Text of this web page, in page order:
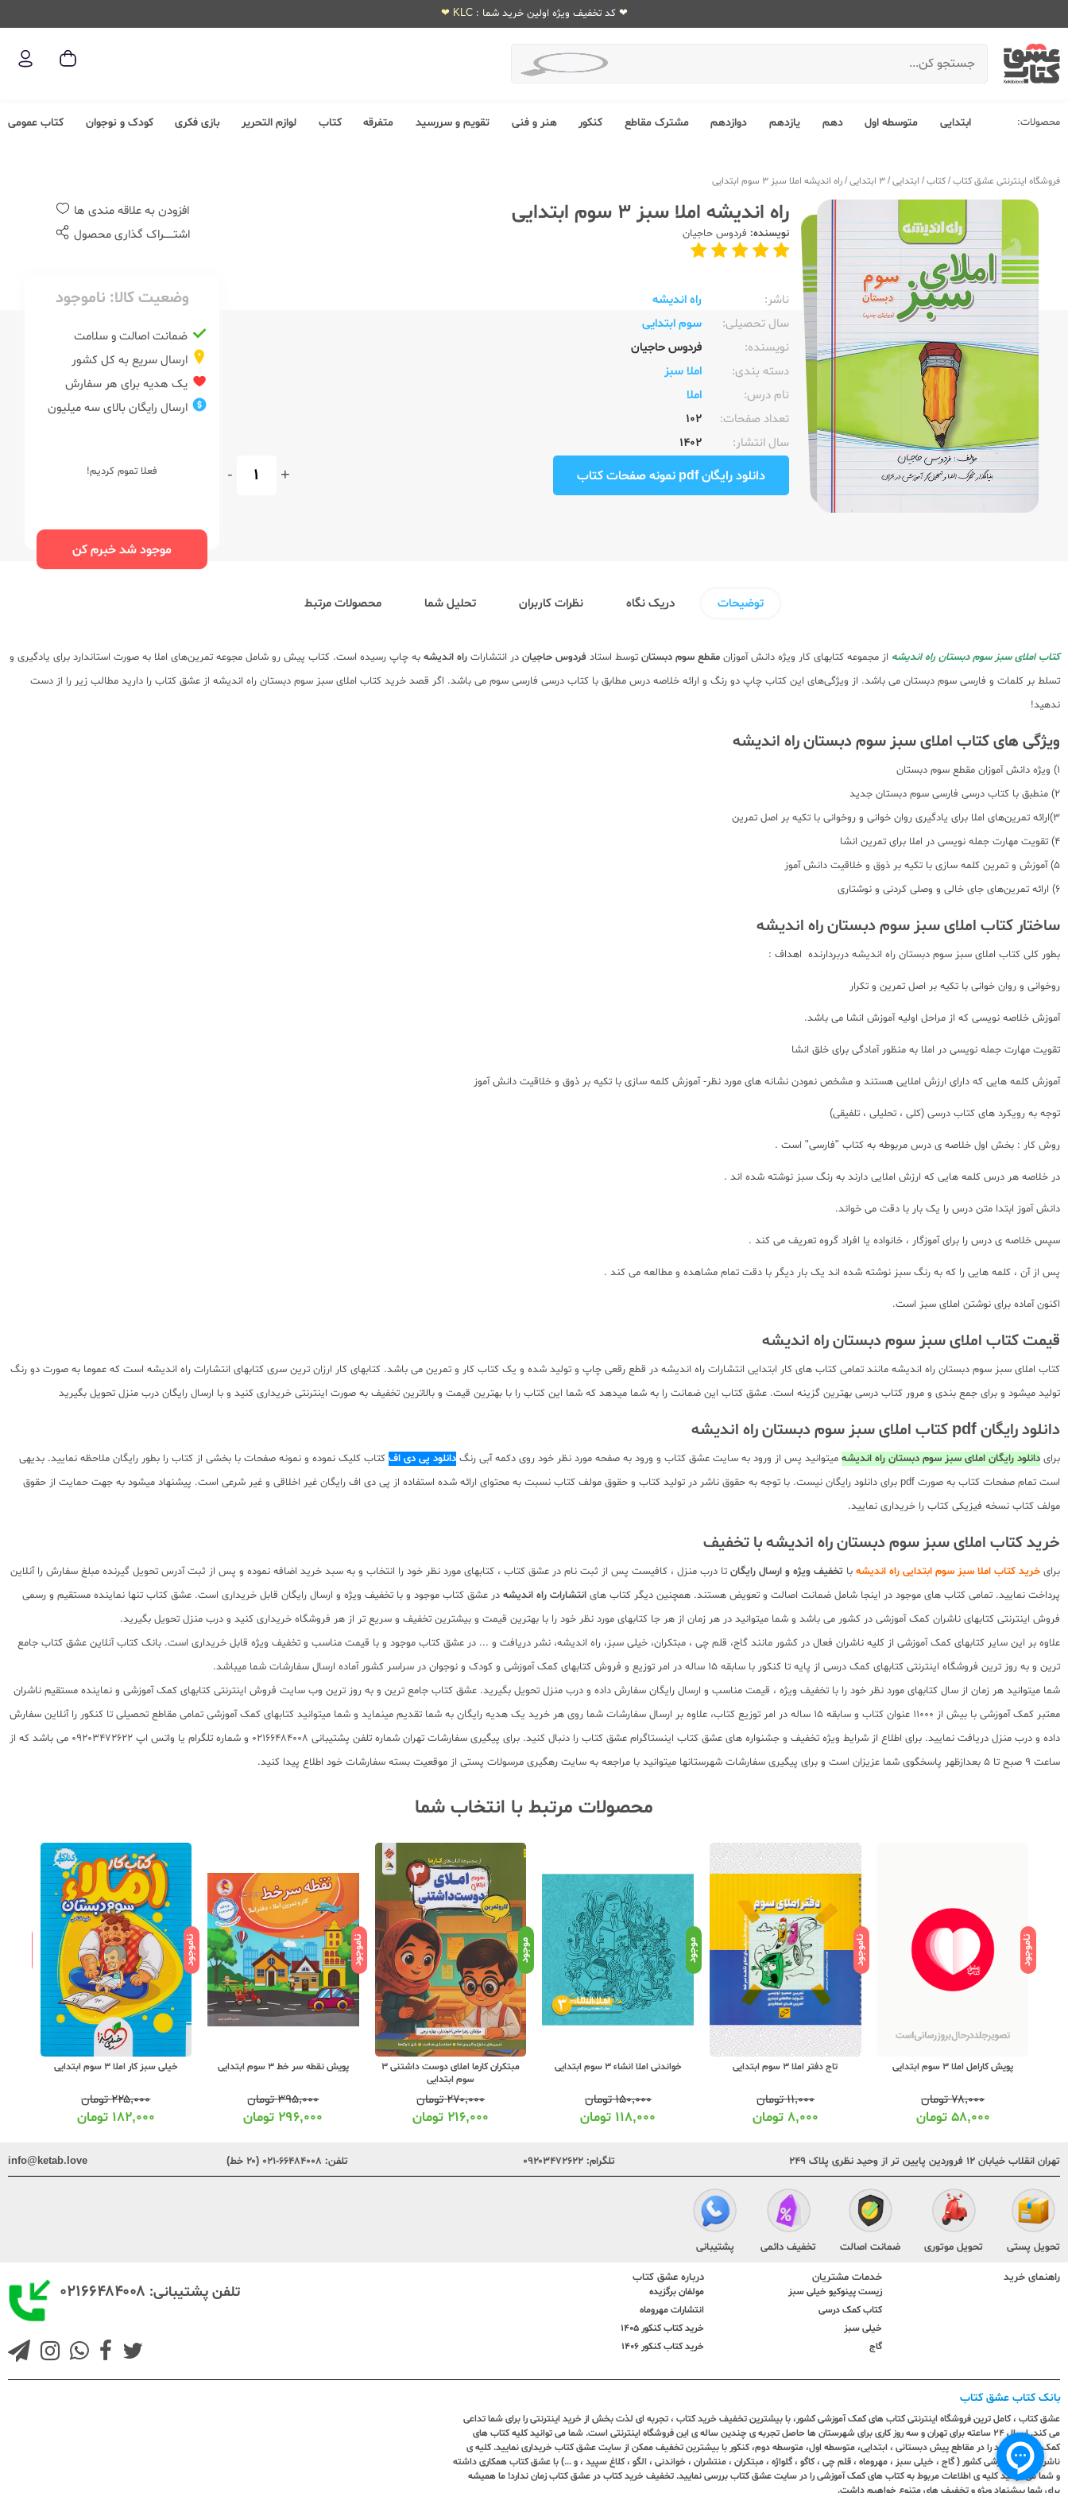
❤ کد تخفیف ویژه اولین خرید شما : KLC ❤
محصولات: ابتدایی متوسطه اول دهم یازدهم دوازدهم مشترک مقاطع کنکور هنر و فنی تقویم و سررسید متفرقه کتاب لوازم التحریر بازی فکری کودک و نوجوان کتاب عمومی
فروشگاه اینترنتی عشق کتاب/کتاب/ ابتدایی/3 ابتدایی /راه اندیشه املا سبز 3 سوم ابتدایی
راه اندیشه املا سبز 3 سوم ابتدایی
نویسنده: فردوس حاجیان
ناشر:‌
راه اندیشه
سال تحصیلی:‌
سوم ابتدایی
نویسنده:‌
فردوس حاجیان
دسته بندی:
املا سبز
نام درس:
املا
تعداد صفحات:‌
102
سال انتشار:‌
1402
دانلود رایگان pdf نمونه صفحات کتاب +
-
افزودن به علاقه مندی ها
اشتــــــراک گذاری محصول
وضعیت کالا: ناموجود
ضمانت اصالت و سلامت
ارسال سریع به کل کشور
یک هدیه برای هر سفارش
ارسال رایگان بالای سه میلیون
فعلا تموم کردیم!
موجود شد خبرم کن
توضیحات دریک نگاه نظرات کاربران تحلیل شما محصولات مرتبط
کتاب املای سبز سوم دبستان راه اندیشه از مجموعه کتابهای کار ویژه دانش آموزان مقطع سوم دبستان توسط استاد فردوس حاجیان در انتشارات راه اندیشه به چاپ رسیده است. کتاب پیش رو شامل مجوعه تمرین‌های املا به صورت استاندارد برای یادگیری و
تسلط بر کلمات و فارسی سوم دبستان می باشد. از ویژگی‌های این کتاب چاپ دو رنگ و ارائه خلاصه درس مطابق با کتاب درسی فارسی سوم می باشد. اگر قصد خرید کتاب املای سبز سوم دبستان راه اندیشه از عشق کتاب را دارید مطالب زیر را از دست
ندهید!
ویژگی های کتاب املای سبز سوم دبستان راه اندیشه
1) ویژه دانش آموزان مقطع سوم دبستان
2) منطبق با کتاب درسی فارسی سوم دبستان جدید
3)ارائه تمرین‌‎های املا برای یادگیری روان خوانی و روخوانی با تکیه بر اصل تمرین
4) تقویت مهارت جمله نویسی در املا برای تمرین انشا
5) آموزش و تمرین کلمه سازی با تکیه بر ذوق و خلاقیت دانش آموز
6) ارائه تمرین‌های جای خالی و وصلی کردنی و نوشتاری
ساختار کتاب املای سبز سوم دبستان راه اندیشه
بطور کلی کتاب املای سبز سوم دبستان راه اندیشه دربردارنده اهداف :
روخوانی و روان خوانی با تکیه بر اصل تمرین و تکرار
آموزش خلاصه نویسی که از مراحل اولیه آموزش انشا می باشد.
تقویت مهارت جمله نویسی در املا به منظور آمادگی برای خلق انشا
آموزش کلمه هایی که دارای ارزش املایی هستند و مشخص نمودن نشانه های مورد نظر- آموزش کلمه سازی با تکیه بر ذوق و خلاقیت دانش آموز
توجه به رویکرد های کتاب درسی (کلی ، تحلیلی ، تلفیقی)
روش کار : بخش اول خلاصه ی درس مربوطه به کتاب "فارسی" است .
در خلاصه هر درس کلمه هایی که ارزش املایی دارند به رنگ سبز نوشته شده اند .
دانش آموز ابتدا متن درس را یک بار با دقت می خواند.
سپس خلاصه ی درس را برای آموزگار ، خانواده یا افراد گروه تعریف می کند .
پس از آن ، کلمه هایی را که به رنگ سبز نوشته شده اند یک بار دیگر با دقت تمام مشاهده و مطالعه می کند .
اکنون آماده برای نوشتن املای سبز است.
قیمت کتاب املای سبز سوم دبستان راه اندیشه
کتاب املای سبز سوم دبستان راه اندیشه مانند تمامی کتاب های کار ابتدایی انتشارات راه اندیشه در قطع رقعی چاپ و تولید شده و یک کتاب کار و تمرین می باشد. کتابهای کار ارزان ترین سری کتابهای انتشارات راه اندیشه است که عموما به صورت دو رنگ
تولید میشود و برای جمع بندی و مرور کتاب درسی بهترین گزینه است. عشق کتاب این ضمانت را به شما میدهد که شما این کتاب را با بهترین قیمت و بالاترین تخفیف به صورت اینترنتی خریداری کنید و با ارسال رایگان درب منزل تحویل بگیرید
دانلود رایگان pdf کتاب املای سبز سوم دبستان راه اندیشه
برای دانلود رایگان املای سبز سوم دبستان راه اندیشه میتوانید پس از ورود به سایت عشق کتاب و ورود به صفحه مورد نظر خود روی دکمه آبی رنگ دانلود پی دی اف کتاب کلیک نموده و نمونه صفحات با بخشی از کتاب را بطور رایگان ملاحظه نمایید. بدیهی
است تمام صفحات کتاب به صورت pdf برای دانلود رایگان نیست. با توجه به حقوق ناشر در تولید کتاب و حقوق مولف کتاب نسبت به محتوای ارائه شده استفاده از پی دی اف رایگان غیر اخلاقی و غیر شرعی است. پیشنهاد میشود به جهت حمایت از حقوق
مولف کتاب نسخه فیزیکی کتاب را خریداری نمایید.
خرید کتاب املای سبز سوم دبستان راه اندیشه با تخفیف
برای خرید کتاب املا سبز سوم ابتدایی راه اندیشه با تخفیف ویژه و ارسال رایگان تا درب منزل ، کافیست پس از ثبت نام در عشق کتاب ، کتابهای مورد نظر خود را انتخاب و به سبد خرید اضافه نموده و پس از ثبت آدرس تحویل گیرنده مبلغ سفارش را آنلاین
پرداخت نمایید. تمامی کتاب های موجود در اینجا شامل ضمانت اصالت و تعویض هستند. همچنین دیگر کتاب های انتشارات راه اندیشه در عشق کتاب موجود و با تخفیف ویژه و ارسال رایگان قابل خریداری است. عشق کتاب تنها نماینده مستقیم و رسمی
فروش اینترنتی کتابهای ناشران کمک آموزشی در کشور می باشد و شما میتوانید در هر زمان از هر جا کتابهای مورد نظر خود را با بهترین قیمت و بیشترین تخفیف و سریع تر از هر فروشگاه خریداری کنید و درب منزل تحویل بگیرید.
علاوه بر این سایر کتابهای کمک آموزشی از کلیه ناشران فعال در کشور مانند گاج، قلم چی ، مبتکران، خیلی سبز، راه اندیشه، نشر دریافت و ... در عشق کتاب موجود و با قیمت مناسب و تخفیف ویژه قابل خریداری است. بانک کتاب آنلاین عشق کتاب جامع
ترین و به روز ترین فروشگاه اینترنتی کتابهای کمک درسی از پایه تا کنکور با سابقه 15 ساله در امر توزیع و فروش کتابهای کمک آموزشی و کودک و نوجوان در سراسر کشور آماده ارسال سفارشات شما میباشد.
شما میتوانید هر زمان از سال کتابهای مورد نظر خود را با تخفیف ویژه ، قیمت مناسب و ارسال رایگان سفارش داده و درب منزل تحویل بگیرید. عشق کتاب جامع ترین و به روز ترین وب سایت فروش اینترنتی کتابهای کمک آموزشی و نماینده مستقیم ناشران
معتبر کمک آموزشی با بیش از 11000 عنوان کتاب و سابقه 15 ساله در امر توزیع کتاب، علاوه بر ارسال سفارشات شما روی هر خرید یک هدیه رایگان به شما تقدیم مینماید و شما میتوانید کتابهای کمک آموزشی تمامی مقاطع تحصیلی تا کنکور را آنلاین سفارش
داده و درب منزل دریافت نمایید. برای اطلاع از شرایط ویژه تخفیف و جشنواره های عشق کتاب اینستاگرام عشق کتاب را دنبال کنید. برای پیگیری سفارشات تهران شماره تلفن پشتیبانی 02166484008 و شماره تلگرام یا واتس اپ 09203472622 می باشد که از
ساعت 9 صبح تا 5 بعدازظهر پاسخگوی شما عزیزان است و برای پیگیری سفارشات شهرستانها میتوانید با مراجعه به سایت رهگیری مرسولات پستی از موقعیت بسته سفارشات خود اطلاع پیدا کنید.
محصولات مرتبط با انتخاب شما
ناموجود
پویش کارامل املا 3 سوم ابتدایی
۷۸,۰۰۰تومان
۵۸,۰۰۰ تومان
ناموجود
تاج دفتر املا 3 سوم ابتدایی
۱۱,۰۰۰تومان
۸,۰۰۰ تومان
موجود
خواندنی املا انشاء 3 سوم ابتدایی
۱۵۰,۰۰۰تومان
۱۱۸,۰۰۰ تومان
موجود
مبتکران کارما املای دوست داشتنی 3
سوم ابتدایی
۲۷۰,۰۰۰تومان
۲۱۶,۰۰۰ تومان
ناموجود
پویش نقطه سر خط 3 سوم ابتدایی
۳۹۵,۰۰۰تومان
۲۹۶,۰۰۰ تومان
ناموجود
خیلی سبز کار املا 3 سوم ابتدایی
۲۲۵,۰۰۰تومان
۱۸۲,۰۰۰ تومان
تهران انقلاب خیابان ۱۲ فروردین پایین تر از وحید نظری پلاک ۲۴۹ تلگرام: ۰۹۲۰۳۴۷۲۶۲۲ تلفن: ۶۶۴۸۴۰۰۸-۰۲۱ (۲۰ خط) info@ketab.love
تحویل پستی تحویل موتوری ضمانت اصالت تخفیف دائمی پشتیبانی
راهنمای خرید خدمات مشتریان
زیست پینوکیو خیلی سبز
کتاب کمک درسی
خیلی سبز
گاج
درباره عشق کتاب
مولفان برگزیده
انتشارات مهروماه
خرید کتاب کنکور 1405
خرید کتاب کنکور 1406
تلفن پشتیبانی: ۰۲۱۶۶۴۸۴۰۰۸
بانک کتاب عشق کتاب
عشق کتاب ، کامل ترین فروشگاه اینترنتی کتاب های کمک آموزشی کشور، با بیشترین تخفیف خرید کتاب ، تجربه ای لذت بخش از خرید اینترنتی را برای شما تداعی
می کند. ارسال ٢٤ ساعته برای تهران و سه روز کاری برای شهرستان ها حاصل تجربه ی چندین ساله ی این فروشگاه اینترنتی است. شما می توانید کلیه کتاب های
کمک آموزشی خود را در مقاطع پیش دبستانی ، ابتدایی، متوسطه اول، متوسطه دوم، کنکور با بیشترین تخفیف ممکن از سایت عشق کتاب خریداری نمایید. کلیه ی
ناشران کمک آموزشی کشور ( گاج ، خیلی سبز ، مهروماه ، قلم چی ، کاگو ، گلواژه ، مبتکران ، منتشران ، خواندنی ، الگو ، کلاغ سپید ، و ...) با عشق کتاب همکاری داشته
و شما می توانید کلیه ی اطلاعات مربوط به کتاب های کمک آموزشی را در سایت عشق کتاب بررسی نمایید. تخفیف خرید کتاب در عشق کتاب زمان ندارد! ما همیشه